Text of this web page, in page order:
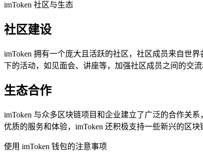
imToken 社区与生态
社区建设
imToken 拥有一个庞大且活跃的社区，社区成员来自世
下的活动，如见面会、讲座等，加强社区成员之间的交
生态合作
imToken 与众多区块链项目和企业建立了广泛的合作关
优质的服务和体验，imToken 还积极支持一些新兴的区
使用 imToken 钱包的注意事项